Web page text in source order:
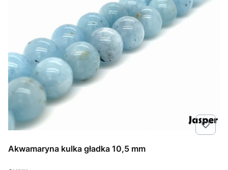
Akwamaryna kulka gładka 10,5 mm